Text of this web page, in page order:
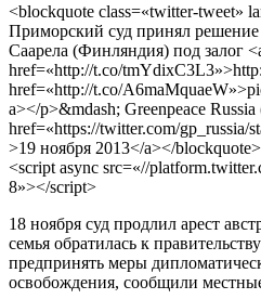
<blockquote class=«twitter-
Приморский суд принял
Саарела (Финляндия) под залог
href=«http://t.co/
href=«http://t.co/
a></p>&mdash; Greenpeace Russia
href=«https://twitter.com/gp_russia/
>19 ноября 2013</a></blockquote>
<script async src=«//
8»></script>
18 ноября суд продлил арест
семья обратилась к
предпринять меры
освобождения, сообщили